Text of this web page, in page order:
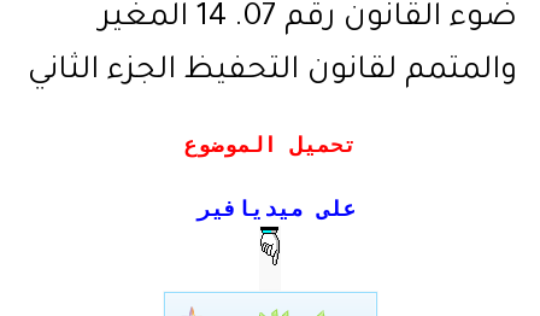
ضوء القانون رقم 07. 14 المغير
والمتمم لقانون التحفيظ الجزء الثاني
تحميل الموضوع
على ميديافير